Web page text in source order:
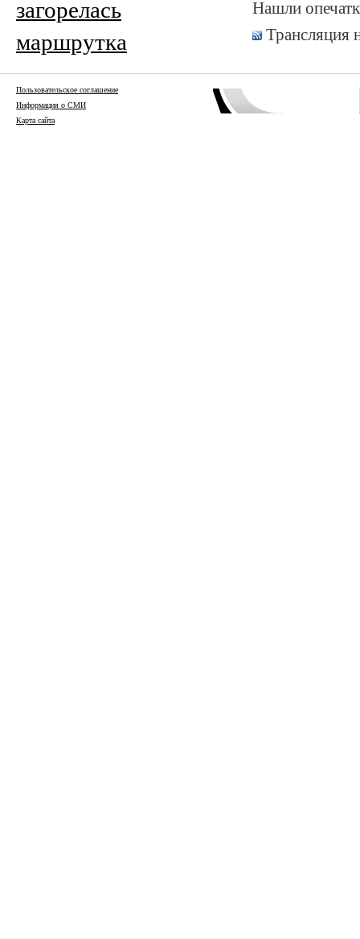
Нашли
Трансляция
загорелась
маршрутка
Пользовательское соглашение
Информация о СМИ
Карта сайта